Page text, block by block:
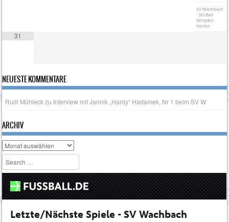
SV Wachbach
- SG Bad
Wimpfen
Herren
31
NEUESTE KOMMENTARE
Rudi Mühleck zu Interview mit Jannik „Hardy“ Hadamek, Nr 1 beim SV W
ARCHIV
Archiv
Search